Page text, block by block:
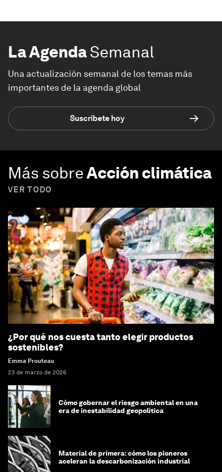
La AgendaSemanal
Una actualización semanal de los temas más
importantes de la agenda global
Suscríbete hoy
Más sobreAcción climática
VER TODO
¿Por qué nos cuesta tanto elegir productos
sostenibles?
Emma Prouteau
23 de marzo de 2026
Cómo gobernar el riesgo ambiental en una
era de inestabilidad geopolítica
Material de primera: cómo los pioneros
aceleran la descarbonización industrial